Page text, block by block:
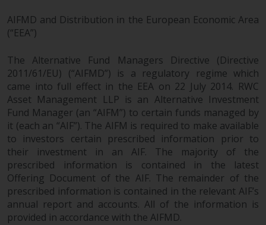
AIFMD and Distribution in the European Economic Area
(“EEA”)
The Alternative Fund Managers Directive (Directive
2011/61/EU) (“AIFMD”) is a regulatory regime which
came into full effect in the EEA on 22 July 2014. RWC
Asset Management LLP is an Alternative Investment
Fund Manager (an “AIFM”) to certain funds managed by
it (each an “AIF”). The AIFM is required to make available
to investors certain prescribed information prior to
their investment in an AIF. The majority of the
prescribed information is contained in the latest
Offering Document of the AIF. The remainder of the
prescribed information is contained in the relevant AIF’s
annual report and accounts. All of the information is
provided in accordance with the AIFMD.